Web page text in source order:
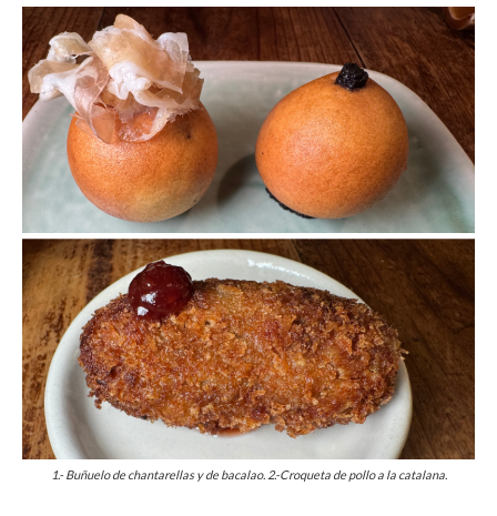
1.- Buñuelo de chantarellas y de bacalao. 2.-Croqueta de pollo a la catalana.